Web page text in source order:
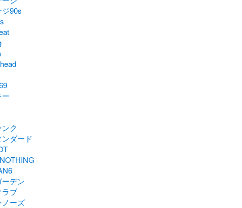
90s
ク
ダード
デン
ブ
ーズ